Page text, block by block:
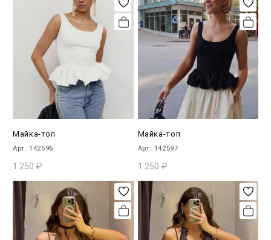
Майка-топ
Арт. 142596
1 250 ₽
В КОРЗИНУ
Майка-топ
Арт. 142597
1 250 ₽
В КОРЗИНУ